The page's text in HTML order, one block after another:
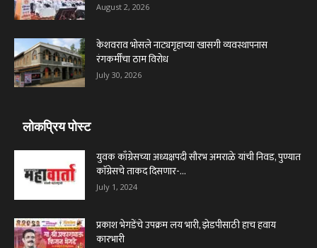
August 2, 2026
केशवराव भोसले नाट्यगृहाच्या खासगी व्यवस्थापनास
रंगकर्मींचा ठाम विरोध
July 30, 2026
लोकप्रिय पोस्ट
युवक काँग्रेसच्या अध्यक्षपदी सौरभ अमराळे यांची निवड, पुण्यात
काॅग्रेसचे ताकद दिसणार-...
July 1, 2024
प्रकाश भेगडेंचे उपक्रम लय भारी, झेडपीसाठी हाच हवाय
कारभारी